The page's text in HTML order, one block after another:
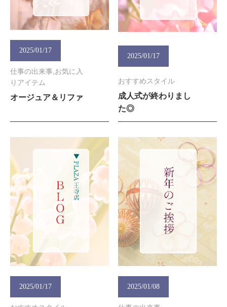
2025/01/17
仕事の出来事,お気に入
りアイテム
オージュア＆リファ
2025/01/17
おすすめスタイル
成人式が終わりまし
た◎
2025/01/17 2025/01/08